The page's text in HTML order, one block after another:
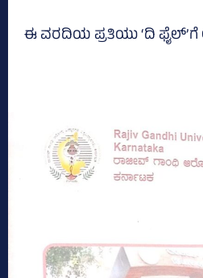
ಈ ವರದಿಯ ಪ್ರತಿಯು ‘ದಿ ಫೈಲ್‌’ಗೆ